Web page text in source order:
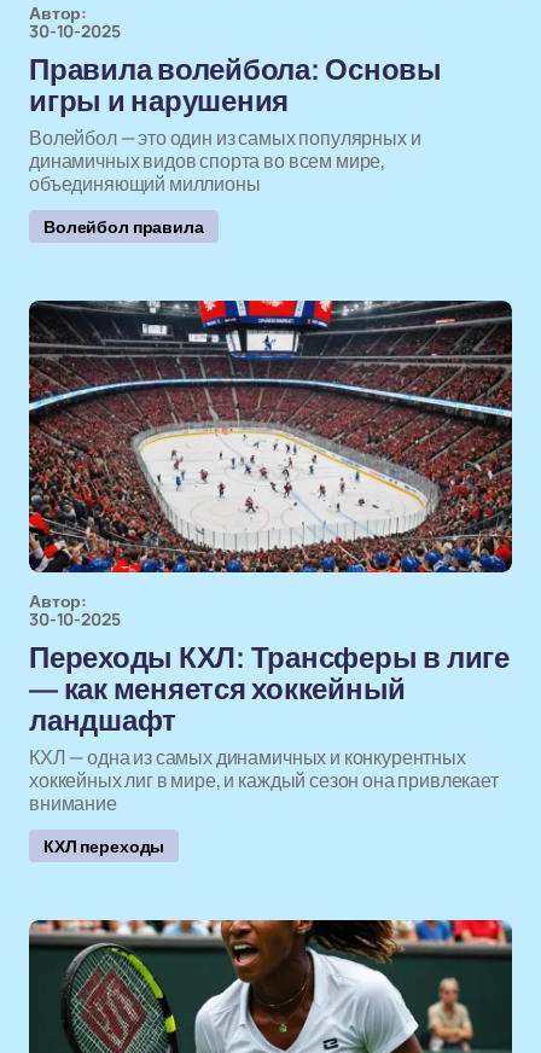
Автор:
30-10-2025
Правила волейбола: Основы
игры и нарушения
Волейбол — это один из самых популярных и
динамичных видов спорта во всем мире,
объединяющий миллионы
Волейбол правила
Автор:
30-10-2025
Переходы КХЛ: Трансферы в лиге
— как меняется хоккейный
ландшафт
КХЛ — одна из самых динамичных и конкурентных
хоккейных лиг в мире, и каждый сезон она привлекает
внимание
КХЛ переходы